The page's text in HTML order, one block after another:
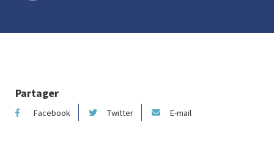
Partager
Facebook Twitter E-mail